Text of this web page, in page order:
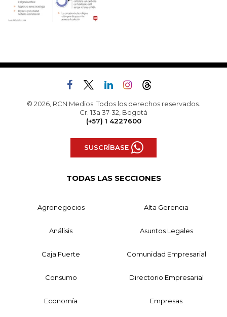
© 2026, RCN Medios. Todos los derechos reservados.
Cr. 13a 37-32, Bogotá
(+57) 1 4227600
SUSCRÍBASE
TODAS LAS SECCIONES
Agronegocios Alta Gerencia
Análisis Asuntos Legales
Caja Fuerte Comunidad Empresarial
Consumo Directorio Empresarial
Economía Empresas